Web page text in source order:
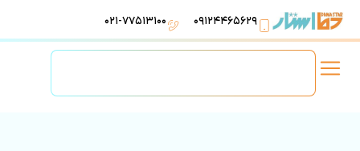
۰۹۱۲۴۴۶۵۶۲۹ ۰۲۱-۷۷۵۱۳۱۰۰